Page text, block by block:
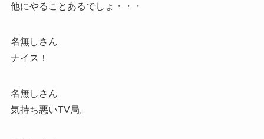
他にやることあるでしょ・・・
名無しさん
ナイス！
名無しさん
気持ち悪いTV局。